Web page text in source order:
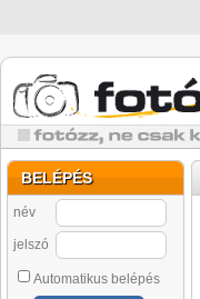
BELÉPÉS
név
jelszó
Automatikus belépés